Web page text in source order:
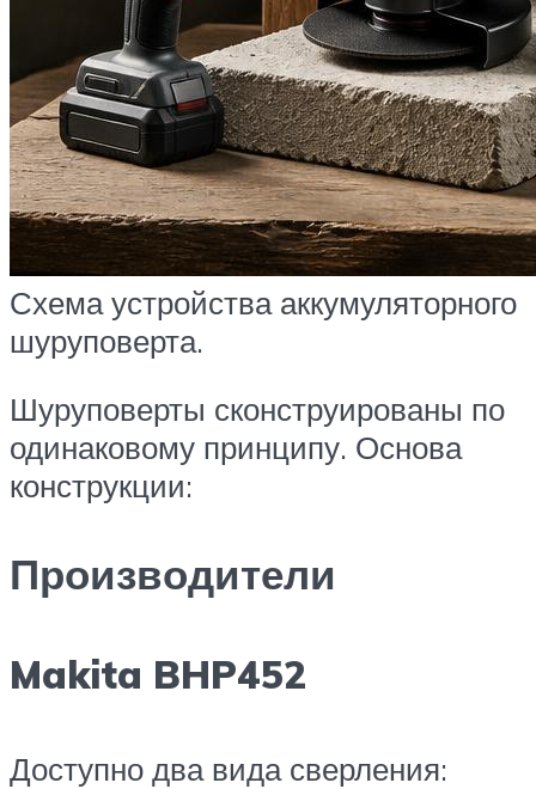
Схема устройства аккумуляторного
шуруповерта.
Шуруповерты сконструированы по
одинаковому принципу. Основа
конструкции:
Производители
Makita BHP452
Доступно два вида сверления: